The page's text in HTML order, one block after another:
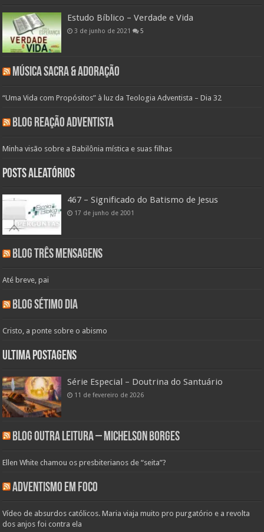
Estudo Bíblico – Verdade e Vida
3 de junho de 2021 5
Música Sacra & Adoração
“Uma Vida com Propósitos” à luz da Teologia Adventista – Dia 32
Blog Reação Adventista
Minha visão sobre a Babilônia mística e suas filhas
Posts aleatórios
467 – Significado do Batismo de Jesus
17 de junho de 2001
Blog Três Mensagens
Até breve, pai
Blog Sétimo Dia
Cristo, a ponte sobre o abismo
Ultima Postagens
Série Especial – Doutrina do Santuário
11 de fevereiro de 2026
Blog Outra Leitura – Michelson Borges
Ellen White chamou os presbiterianos de “seita”?
Adventismo em Foco
Vídeo de absurdos católicos. Maria viaja muito pro purgatório e a revolta
dos anjos foi contra ela